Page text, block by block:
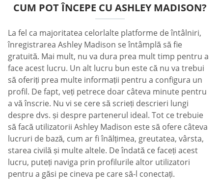
CUM POT ÎNCEPE CU ASHLEY MADISON?
La fel ca majoritatea celorlalte platforme de întâlniri,
înregistrarea Ashley Madison se întâmplă să fie
gratuită. Mai mult, nu va dura prea mult timp pentru a
face acest lucru. Un alt lucru bun este că nu va trebui
să oferiți prea multe informații pentru a configura un
profil. De fapt, veți petrece doar câteva minute pentru
a vă înscrie. Nu vi se cere să scrieți descrieri lungi
despre dvs. și despre partenerul ideal. Tot ce trebuie
să facă utilizatorii Ashley Madison este să ofere câteva
lucruri de bază, cum ar fi înălțimea, greutatea, vârsta,
starea civilă și multe altele. De îndată ce faceți acest
lucru, puteți naviga prin profilurile altor utilizatori
pentru a găsi pe cineva pe care să-l conectați.